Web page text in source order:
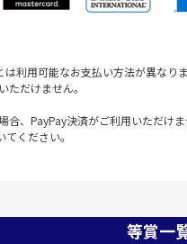
利用可能なお支払い方法が異なりま
ただけません。
、PayPay決済がご利用いただけ
ください。
等賞一